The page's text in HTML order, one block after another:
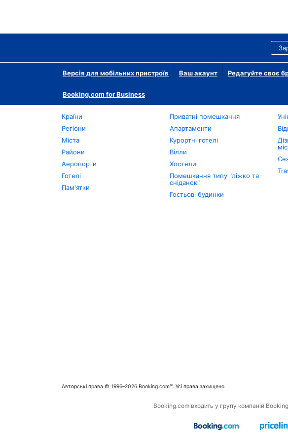
Версія для мобільних пристроїв Ваш акаунт Редагуйте своє
Booking.com for Business
Країни
Регіони
Міста
Райони
Аеропорти
Готелі
Пам'ятки
Приватні помешкання
Апартаменти
Курортні готелі
Вілли
Хостели
Помешкання типу "ліжко та
сніданок"
Гостьові будинки
Авторські права © 1996–2026 Booking.com™. Усі права захищено.
Booking.com входить у групу компаній